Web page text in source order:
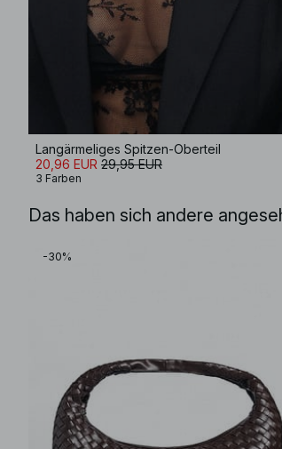
Langärmeliges Spitzen-Oberteil
20,96 EUR 29,95 EUR
3 Farben
Das haben sich andere
-30%